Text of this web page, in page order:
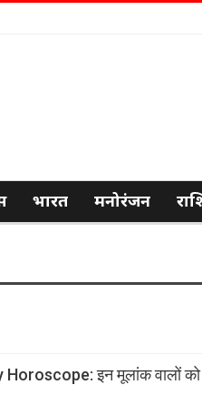
भारत मनोरंजन
इन मूलांक वालों को